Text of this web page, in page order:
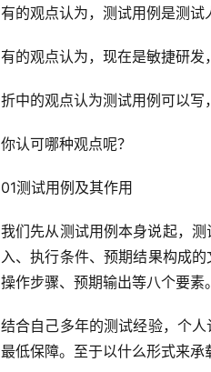
有的观点认为，测试用例是测试
有的观点认为，现在是敏捷研发
折中的观点认为测试用例可以写
你认可哪种观点呢？
01测试用例及其作用
我们先从测试用例本身说起，
入、执行条件、预期结果构成
操作步骤、预期输出等八个要素。
结合自己多年的测试经验，个
最低保障。至于以什么形式来承